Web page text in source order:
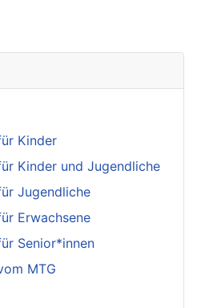
Kinder
Kinder und Jugendliche
Jugendliche
Erwachsene
Senior*innen
MTG